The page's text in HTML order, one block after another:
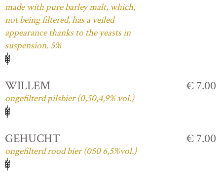
made with pure barley malt, which,
not being filtered, has a veiled
appearance thanks to the yeasts in
suspension. 5%
WILLEM
ongefilterd pilsbier (0,50,4,9% vol.)
€ 7.00
GEHUCHT
ongefilterd rood bier (050 6,5%vol.)
€ 7.00